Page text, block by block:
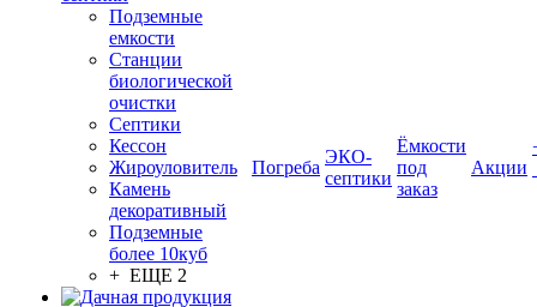
Подземные
емкости
Станции
биологической
очистки
Септики
Кессон
Жироуловитель
Камень
декоративный
Подземные
более 10куб
+ ЕЩЕ 2
Погреба
ЭКО-
септики
Ёмкости
под
заказ
Акции